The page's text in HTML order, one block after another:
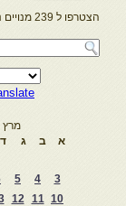
הצטרפו ל 239 מנויים נוספים
מרץ 2013
א
ב ג ד
3
4
5
10
11
12